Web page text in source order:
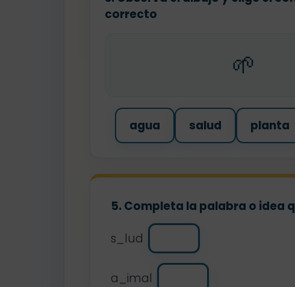
correcto
🌱
agua salud planta
5. Completa la palabra o idea
s_lud
a_imal